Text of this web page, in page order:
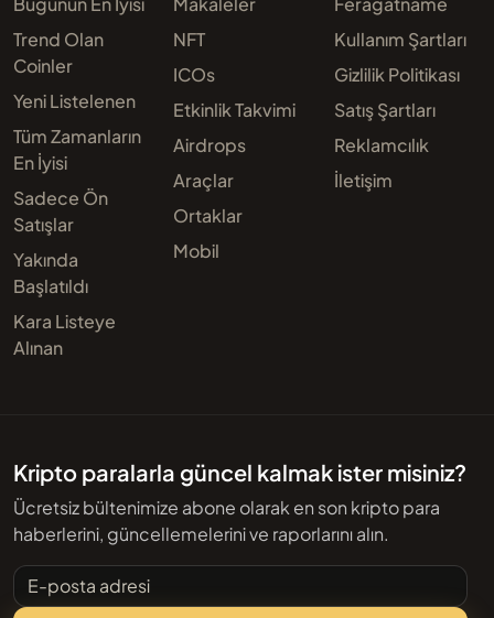
Trend Olan
Coinler
Yeni Listelenen
Tüm Zamanların
En İyisi
Sadece Ön
Satışlar
Yakında
Başlatıldı
Kara Listeye
Alınan
NFT
ICOs
Etkinlik Takvimi
Airdrops
Araçlar
Ortaklar
Mobil
Kullanım Şartları
Gizlilik Politikası
Satış Şartları
Reklamcılık
İletişim
Kripto paralarla güncel kalmak ister misiniz?
Ücretsiz bültenimize abone olarak en son kripto para
haberlerini, güncellemelerini ve raporlarını alın.
E-posta adresi